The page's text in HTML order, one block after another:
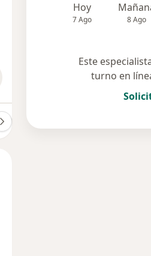
Opiniones
Hoy
7 Ago 8 Ago
Este
turno en